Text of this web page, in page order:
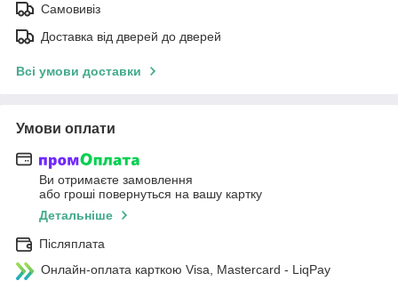
Самовивіз
Доставка від дверей до дверей
Всі умови доставки
Умови оплати
Ви отримаєте замовлення
або гроші повернуться на вашу картку
Детальніше
Післяплата
Онлайн-оплата карткою Visa, Mastercard - LiqPay